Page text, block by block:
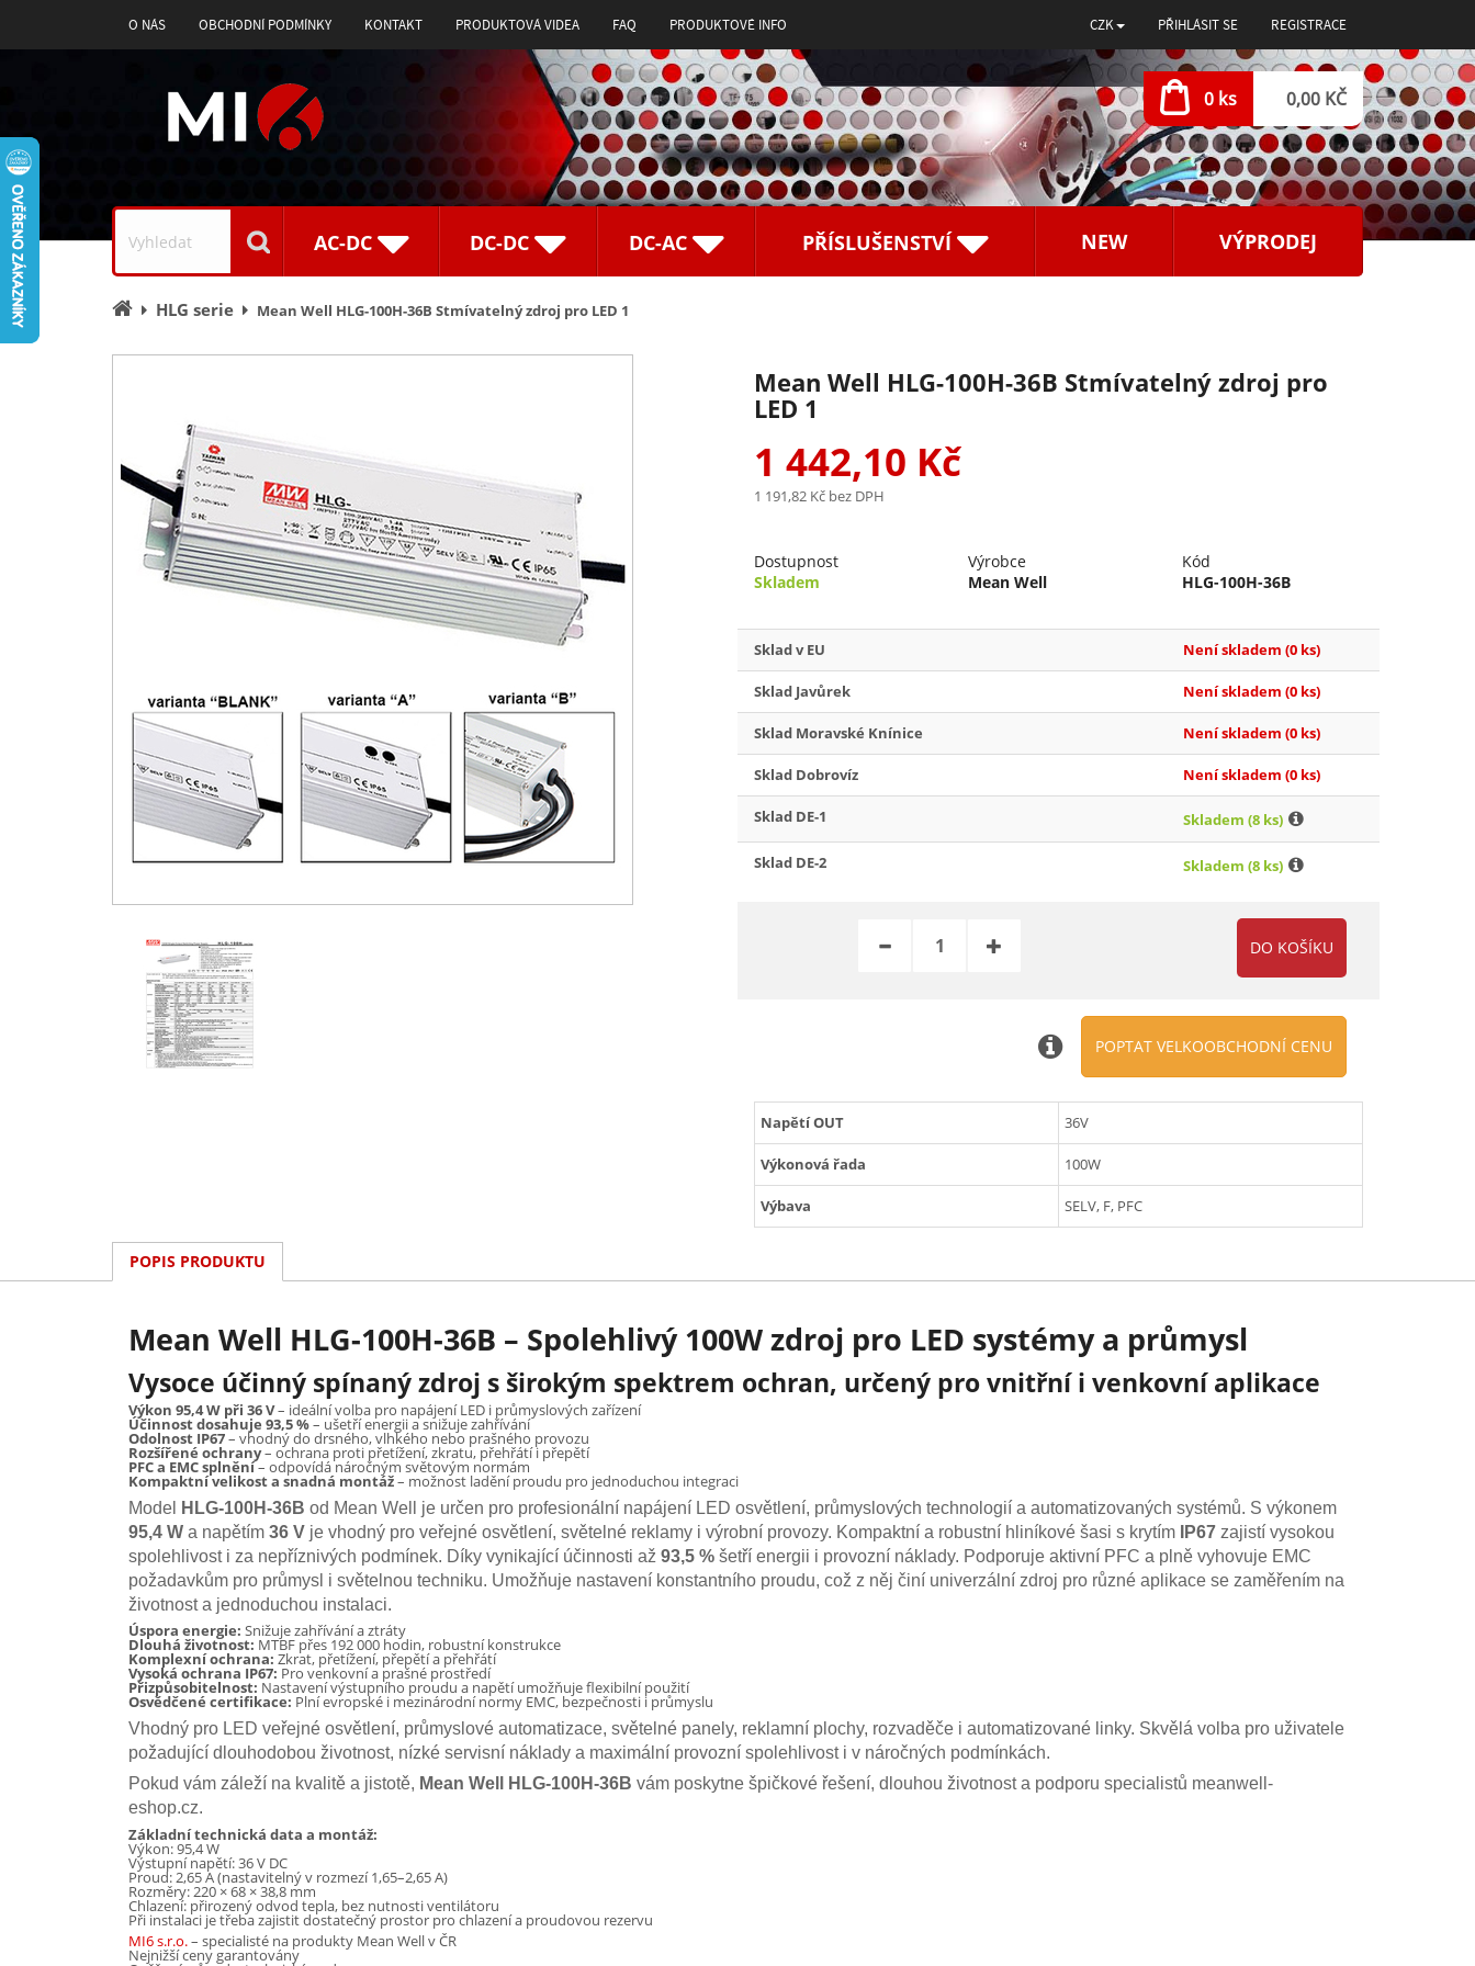
O NÁS OBCHODNÍ PODMÍNKY KONTAKT PRODUKTOVÁ VIDEA FAQ PRODUKTOVÉ INFO CZK PŘIHLÁSIT SE REGISTRACE
0 ks 0,00 KČ
Vyhledávání
AC-DC DC-DC DC-AC PŘÍSLUŠENSTVÍ NEW VÝPRODEJ
ÚvodníHLG serie Mean Well HLG-100H-36B Stmívatelný zdroj pro LED 1
Mean Well HLG-100H-36B Stmívatelný zdroj pro
LED 1
1 442,10 Kč
1 191,82 Kč bez DPH
Dostupnost
Skladem
Výrobce
Mean Well
Kód
HLG-100H-36B
Sklad v EU Není skladem (0 ks)
Sklad Javůrek Není skladem (0 ks)
Sklad Moravské Knínice Není skladem (0 ks)
Sklad Dobrovíz Není skladem (0 ks)
Sklad DE-1 Skladem (8 ks)
Sklad DE-2 Skladem (8 ks)
POPTAT VELKOOBCHODNÍ CENU
Napětí OUT 36V
Výkonová řada 100W
Výbava SELV, F, PFC
POPIS PRODUKTU
Mean Well HLG-100H-36B – Spolehlivý 100W zdroj pro LED systémy a průmysl
Vysoce účinný spínaný zdroj s širokým spektrem ochran, určený pro vnitřní i venkovní aplikace
Výkon 95,4 W při 36 V– ideální volba pro napájení LED i průmyslových zařízení
Účinnost dosahuje 93,5 %– ušetří energii a snižuje zahřívání
Odolnost IP67– vhodný do drsného, vlhkého nebo prašného provozu
Rozšířené ochrany– ochrana proti přetížení, zkratu, přehřátí i přepětí
PFC a EMC splnění– odpovídá náročným světovým normám
Kompaktní velikost a snadná montáž– možnost ladění proudu pro jednoduchou integraci
Model HLG-100H-36B od Mean Well je určen pro profesionální napájení LED osvětlení, průmyslových technologií a automatizovaných systémů. S výkonem
95,4 W a napětím 36 V je vhodný pro veřejné osvětlení, světelné reklamy i výrobní provozy. Kompaktní a robustní hliníkové šasi s krytím IP67 zajistí vysokou
spolehlivost i za nepříznivých podmínek. Díky vynikající účinnosti až 93,5 % šetří energii i provozní náklady. Podporuje aktivní PFC a plně vyhovuje EMC
požadavkům pro průmysl i světelnou techniku. Umožňuje nastavení konstantního proudu, což z něj činí univerzální zdroj pro různé aplikace se zaměřením na
životnost a jednoduchou instalaci.
Úspora energie: Snižuje zahřívání a ztráty
Dlouhá životnost: MTBF přes 192 000 hodin, robustní konstrukce
Komplexní ochrana: Zkrat, přetížení, přepětí a přehřátí
Vysoká ochrana IP67: Pro venkovní a prašné prostředí
Přizpůsobitelnost: Nastavení výstupního proudu a napětí umožňuje flexibilní použití
Osvědčené certifikace: Plní evropské i mezinárodní normy EMC, bezpečnosti i průmyslu
Vhodný pro LED veřejné osvětlení, průmyslové automatizace, světelné panely, reklamní plochy, rozvaděče i automatizované linky. Skvělá volba pro uživatele
požadující dlouhodobou životnost, nízké servisní náklady a maximální provozní spolehlivost i v náročných podmínkách.
Pokud vám záleží na kvalitě a jistotě, Mean Well HLG-100H-36B vám poskytne špičkové řešení, dlouhou životnost a podporu specialistů meanwell-
eshop.cz.
Základní technická data a montáž:
Výkon: 95,4 W
Výstupní napětí: 36 V DC
Proud: 2,65 A (nastavitelný v rozmezí 1,65–2,65 A)
Rozměry: 220 × 68 × 38,8 mm
Chlazení: přirozený odvod tepla, bez nutnosti ventilátoru
Při instalaci je třeba zajistit dostatečný prostor pro chlazení a proudovou rezervu
MI6 s.r.o.– specialisté na produkty Mean Well v ČR
Nejnižší ceny garantovány